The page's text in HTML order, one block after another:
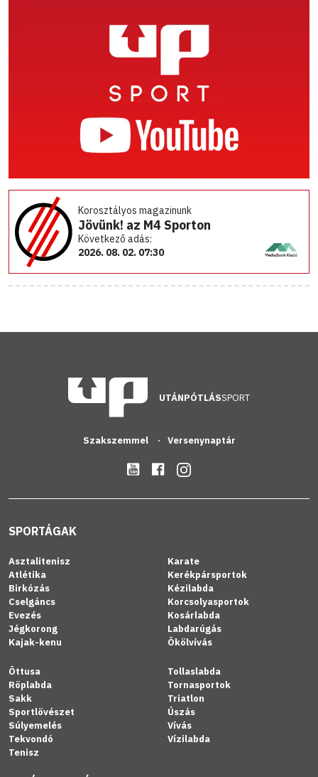
Korosztályos magazinunk
Jövünk! az M4 Sporton
Következő adás:
2026. 08. 02. 07:30
UTÁNPÓTLÁSSPORT
Szakszemmel Versenynaptár
SPORTÁGAK
Asztalitenisz
Atlétika
Birkózás
Cselgáncs
Evezés
Jégkorong
Kajak-kenu
Karate
Kerékpársportok
Kézilabda
Korcsolyasportok
Kosárlabda
Labdarúgás
Ökölvívás
Öttusa
Röplabda
Sakk
Sportlövészet
Súlyemelés
Tekvondó
Tenisz
Tollaslabda
Tornasportok
Triatlon
Úszás
Vívás
Vízilabda